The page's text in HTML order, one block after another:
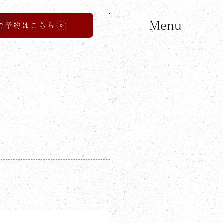
予約はこちら Menu